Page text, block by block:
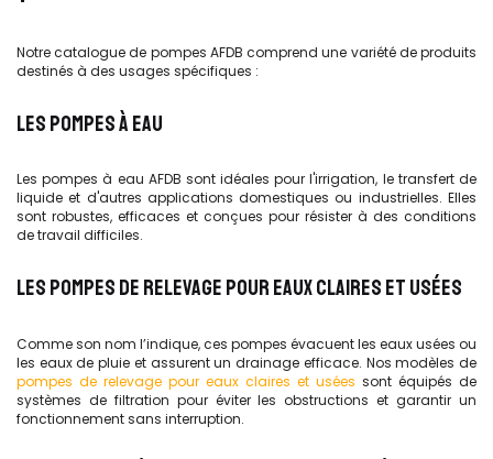
Notre catalogue de pompes AFDB comprend une variété de produits
destinés à des usages spécifiques :
LES POMPES À EAU
Les pompes à eau AFDB sont idéales pour l'irrigation, le transfert de
liquide et d'autres applications domestiques ou industrielles. Elles
sont robustes, efficaces et conçues pour résister à des conditions
de travail difficiles.
LES POMPES DE RELEVAGE POUR EAUX CLAIRES ET USÉES
Comme son nom l’indique, ces pompes évacuent les eaux usées ou
les eaux de pluie et assurent un drainage efficace. Nos modèles de
pompes de relevage pour eaux claires et usées sont équipés de
systèmes de filtration pour éviter les obstructions et garantir un
fonctionnement sans interruption.